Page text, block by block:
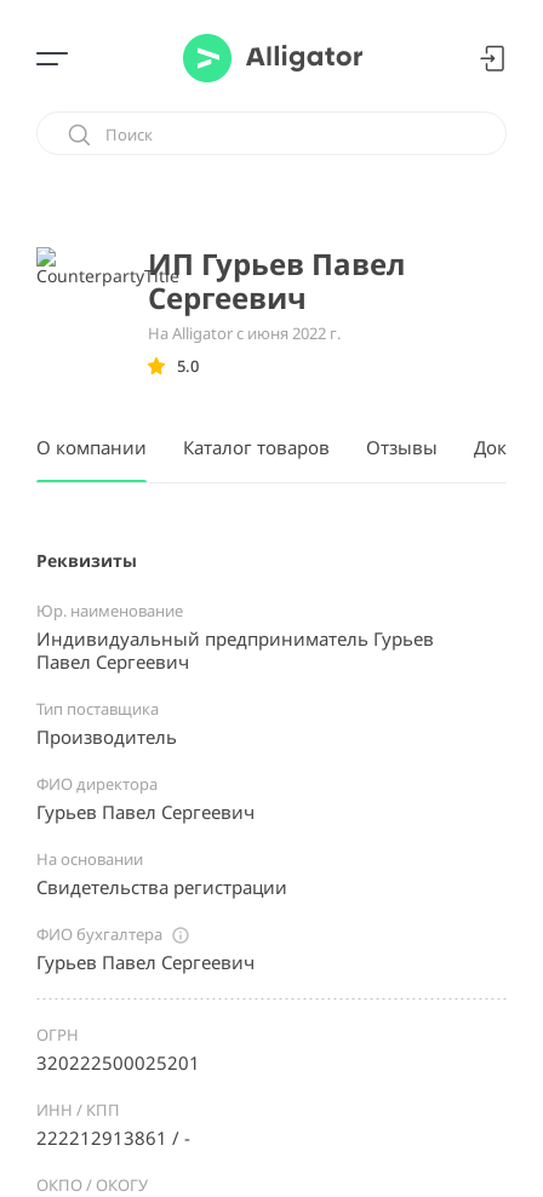
ИП Гурьев Павел
Сергеевич
На Alligator с июня 2022 г.
5.0
О компании Каталог товаров Отзывы
Реквизиты
Юр. наименование
Индивидуальный предприниматель Гурьев
Павел Сергеевич
Тип поставщика
Производитель
ФИО директора
Гурьев Павел Сергеевич
На основании
Свидетельства регистрации
ФИО бухгалтера
Гурьев Павел Сергеевич
ОГРН
320222500025201
ИНН / КПП
222212913861 / -
ОКПО / ОКОГУ